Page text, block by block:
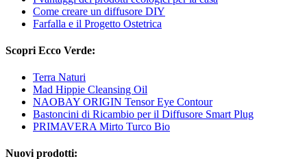
Come creare un diffusore DIY
Farfalla e il Progetto Ostetrica
Scopri Ecco Verde:
Terra Naturi
Mad Hippie Cleansing Oil
NAOBAY ORIGIN Tensor Eye Contour
Bastoncini di Ricambio per il Diffusore Smart Plug
PRIMAVERA Mirto Turco Bio
Nuovi prodotti: